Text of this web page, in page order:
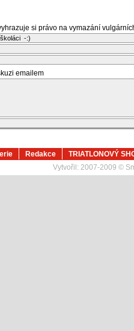
si právo na vymazání
emailem
Redakce
TRIATLONOVÝ
Vytvořil: 2007-2009 ©